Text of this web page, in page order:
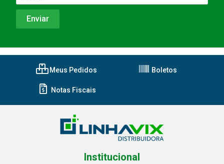
Meus Pedidos Boletos
Notas Fiscais
Institucional